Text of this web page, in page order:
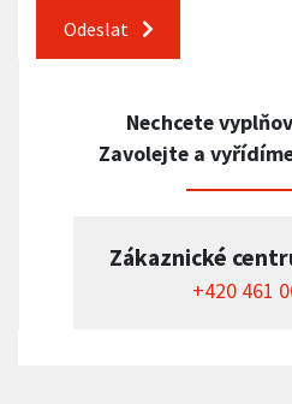
Odeslat
Nechcete
Zavolejte a
Zákaznické
+420 461